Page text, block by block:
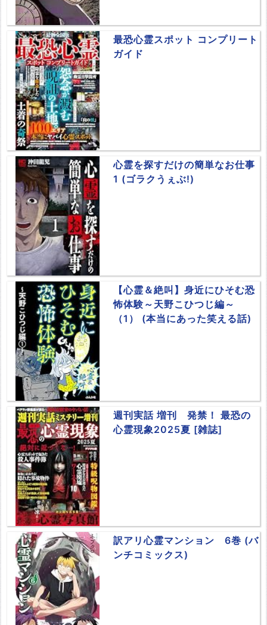
最恐心霊スポット コンプリート
ガイド
心霊を探すだけの簡単なお仕事
1 (ゴラクうぇぶ!)
【心霊＆絶叫】身近にひそむ恐
怖体験～天野こひつじ編～
（1） (本当にあった笑える話)
週刊実話 増刊 発禁！ 最恐の
心霊現象2025夏 [雑誌]
訳アリ心霊マンション 6巻 (バ
ンチコミックス)